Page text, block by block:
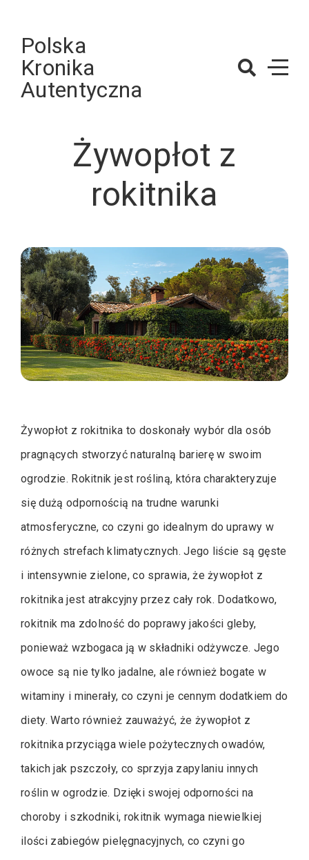
contentPolska
Kronika
Autentyczna
Żywopłot z
rokitnika
Żywopłot z rokitnika to doskonały wybór dla osób
pragnących stworzyć naturalną barierę w swoim
ogrodzie. Rokitnik jest rośliną, która charakteryzuje
się dużą odpornością na trudne warunki
atmosferyczne, co czyni go idealnym do uprawy w
różnych strefach klimatycznych. Jego liście są gęste
i intensywnie zielone, co sprawia, że żywopłot z
rokitnika jest atrakcyjny przez cały rok. Dodatkowo,
rokitnik ma zdolność do poprawy jakości gleby,
ponieważ wzbogaca ją w składniki odżywcze. Jego
owoce są nie tylko jadalne, ale również bogate w
witaminy i minerały, co czyni je cennym dodatkiem do
diety. Warto również zauważyć, że żywopłot z
rokitnika przyciąga wiele pożytecznych owadów,
takich jak pszczoły, co sprzyja zapylaniu innych
roślin w ogrodzie. Dzięki swojej odporności na
choroby i szkodniki, rokitnik wymaga niewielkiej
ilości zabiegów pielęgnacyjnych, co czyni go